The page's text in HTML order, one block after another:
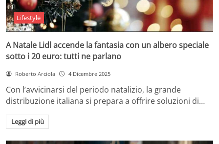
Lifestyle
A Natale Lidl accende la fantasia con un albero speciale
sotto i 20 euro: tutti ne parlano
Roberto Arciola 4 Dicembre 2025
Con l’avvicinarsi del periodo natalizio, la grande
distribuzione italiana si prepara a offrire soluzioni di…
Leggi di più